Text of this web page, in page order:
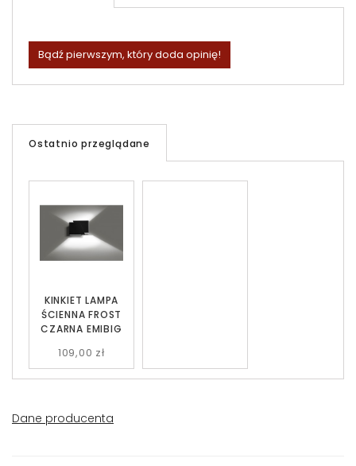
Bądź pierwszym, który doda opinię!
Ostatnio przeglądane
KINKIET LAMPA
ŚCIENNA FROST
CZARNA EMIBIG
109,00 zł
Dane producenta